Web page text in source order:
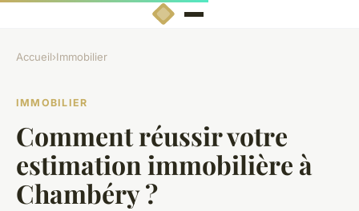
Accueil›Immobilier
IMMOBILIER
Comment réussir votre
estimation immobilière à
Chambéry ?